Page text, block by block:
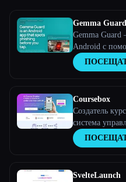
Gemma Guard
Gemma
Android с
Coursebox
Создатель
система
SvelteLaunch